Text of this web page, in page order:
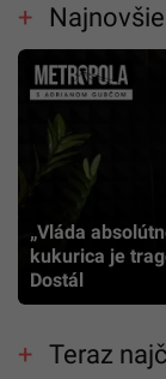
„Vláda
kukurica je
Dostál
Teraz